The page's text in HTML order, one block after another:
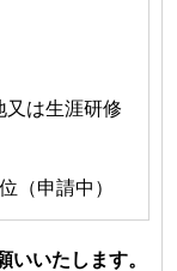
又は生涯研修
（申請中）
いたします。